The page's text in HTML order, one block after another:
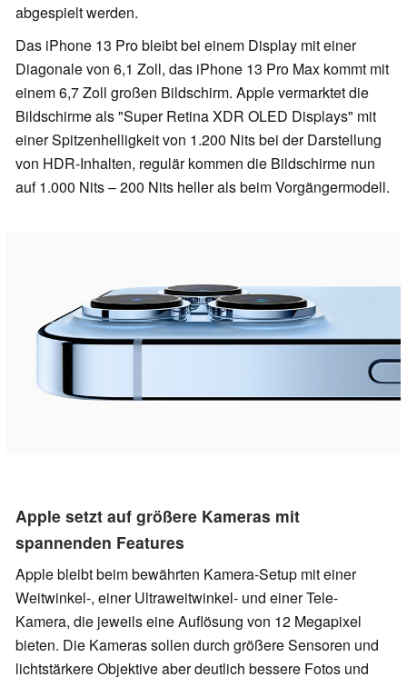
abgespielt werden.
Das iPhone 13 Pro bleibt bei einem Display mit einer
Diagonale von 6,1 Zoll, das iPhone 13 Pro Max kommt mit
einem 6,7 Zoll großen Bildschirm. Apple vermarktet die
Bildschirme als "Super Retina XDR OLED Displays" mit
einer Spitzenhelligkeit von 1.200 Nits bei der Darstellung
von HDR-Inhalten, regulär kommen die Bildschirme nun
auf 1.000 Nits – 200 Nits heller als beim Vorgängermodell.
Apple setzt auf größere Kameras mit
spannenden Features
Apple bleibt beim bewährten Kamera-Setup mit einer
Weitwinkel-, einer Ultraweitwinkel- und einer Tele-
Kamera, die jeweils eine Auflösung von 12 Megapixel
bieten. Die Kameras sollen durch größere Sensoren und
lichtstärkere Objektive aber deutlich bessere Fotos und